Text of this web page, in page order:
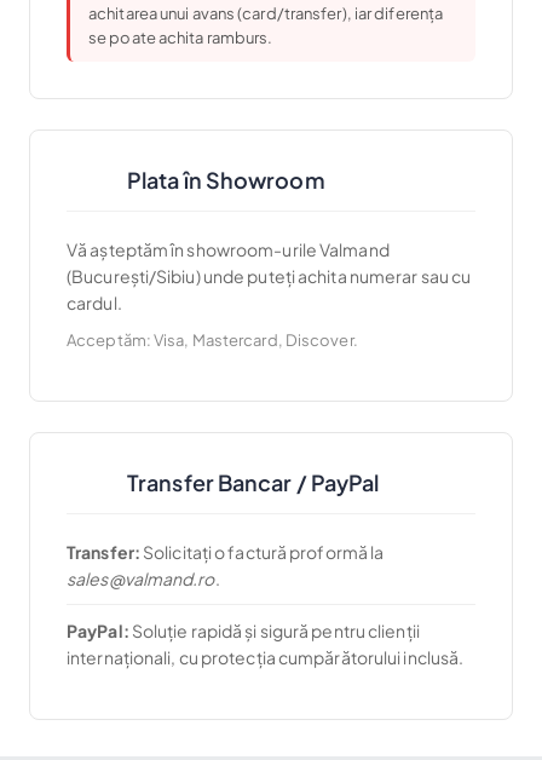
achitarea unui avans (card/transfer), iar diferența
se poate achita ramburs.
Plata în Showroom
Vă așteptăm în showroom-urile Valmand
(București/Sibiu) unde puteți achita numerar sau cu
cardul.
Acceptăm: Visa, Mastercard, Discover.
Transfer Bancar / PayPal
Transfer: Solicitați o factură proformă la
sales@valmand.ro.
PayPal: Soluție rapidă și sigură pentru clienții
internaționali, cu protecția cumpărătorului inclusă.